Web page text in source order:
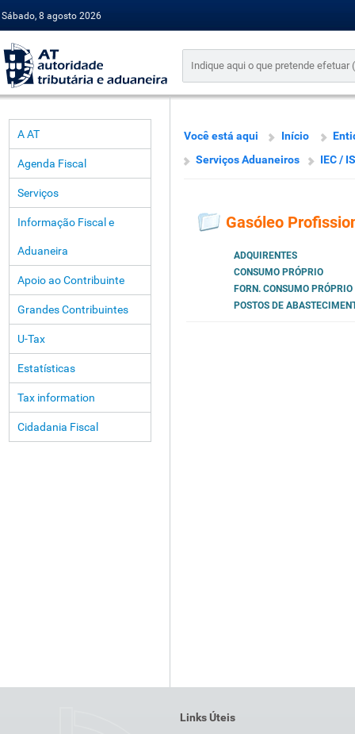
Sábado, 8 agosto 2026
A AT
Agenda Fiscal
Serviços
Informação Fiscal e
Aduaneira
Apoio ao Contribuinte
Grandes Contribuintes
U-Tax
Estatísticas
Tax information
Cidadania Fiscal
Você está aqui Início
Serviços Aduaneiros
IEC /
Gasóleo
ADQUIRENTES
CONSUMO PRÓPRIO
FORN. CONSUMO PRÓPRIO
POSTOS DE
Links Úteis